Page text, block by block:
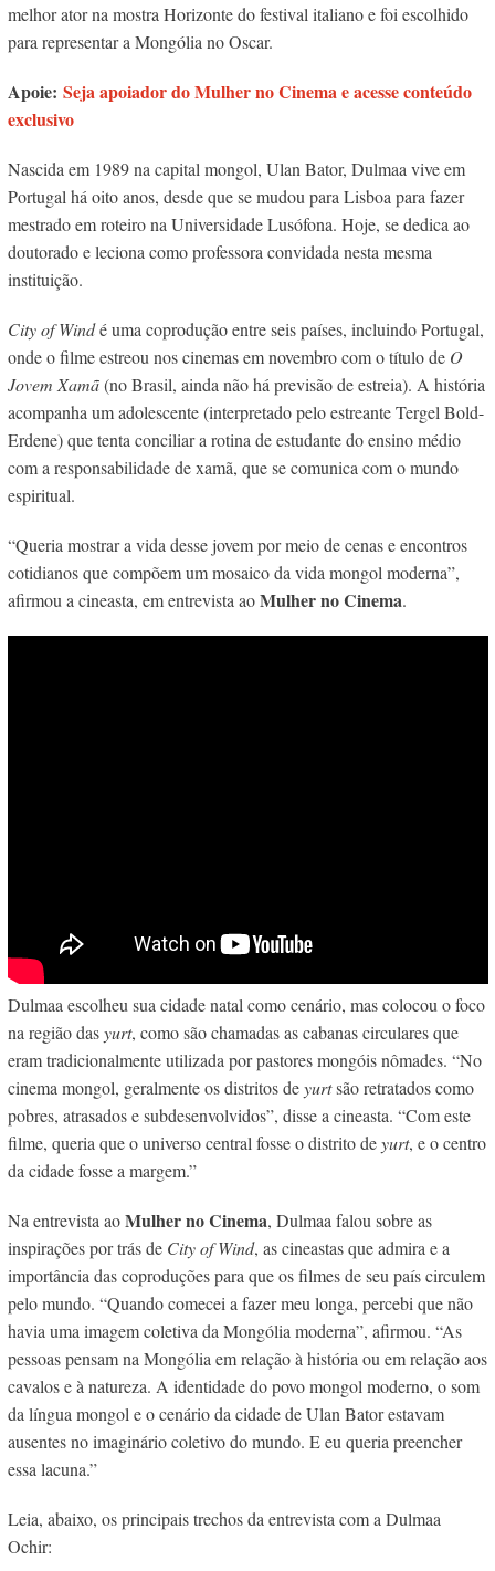
melhor ator na mostra Horizonte do festival italiano e foi escolhido
para representar a Mongólia no Oscar.
Apoie: Seja apoiador do Mulher no Cinema e acesse conteúdo
exclusivo
Nascida em 1989 na capital mongol, Ulan Bator, Dulmaa vive em
Portugal há oito anos, desde que se mudou para Lisboa para fazer
mestrado em roteiro na Universidade Lusófona. Hoje, se dedica ao
doutorado e leciona como professora convidada nesta mesma
instituição.
City of Windé uma coprodução entre seis países, incluindo Portugal,
onde o filme estreou nos cinemas em novembro com o título de O
Jovem Xamã(no Brasil, ainda não há previsão de estreia). A história
acompanha um adolescente (interpretado pelo estreante Tergel Bold-
Erdene) que tenta conciliar a rotina de estudante do ensino médio
com a responsabilidade de xamã, que se comunica com o mundo
espiritual.
“Queria mostrar a vida desse jovem por meio de cenas e encontros
cotidianos que compõem um mosaico da vida mongol moderna”,
afirmou a cineasta, em entrevista aoMulher no Cinema.
Dulmaa escolheu sua cidade natal como cenário, mas colocou o foco
na região dasyurt, como são chamadas as cabanas circulares que
eram tradicionalmente utilizada por pastores mongóis nômades. “No
cinema mongol, geralmente os distritos deyurtsão retratados como
pobres, atrasados e subdesenvolvidos”, disse a cineasta. “Com este
filme, queria que o universo central fosse o distrito deyurt, e o centro
da cidade fosse a margem.”
Na entrevista aoMulher no Cinema, Dulmaa falou sobre as
inspirações por trás de City of Wind, as cineastas que admira e a
importância das coproduções para que os filmes de seu país circulem
pelo mundo. “Quando comecei a fazer meu longa, percebi que não
havia uma imagem coletiva da Mongólia moderna”, afirmou. “As
pessoas pensam na Mongólia em relação à história ou em relação aos
cavalos e à natureza. A identidade do povo mongol moderno, o som
da língua mongol e o cenário da cidade de Ulan Bator estavam
ausentes no imaginário coletivo do mundo. E eu queria preencher
essa lacuna.”
Leia, abaixo, os principais trechos da entrevista com a Dulmaa
Ochir: